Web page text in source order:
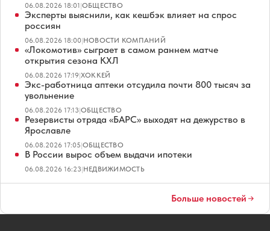
06.08.2026 18:01|ОБЩЕСТВО
Эксперты выяснили, как кешбэк влияет на спрос
россиян
06.08.2026 18:00|НОВОСТИ КОМПАНИЙ
«Локомотив» сыграет в самом раннем матче
открытия сезона КХЛ
06.08.2026 17:19|ХОККЕЙ
Экс-работница аптеки отсудила почти 800 тысяч за
увольнение
06.08.2026 17:13|ОБЩЕСТВО
Резервисты отряда «БАРС» выходят на дежурство в
Ярославле
06.08.2026 17:05|ОБЩЕСТВО
В России вырос объем выдачи ипотеки
06.08.2026 16:23|НЕДВИЖИМОСТЬ
Больше новостей